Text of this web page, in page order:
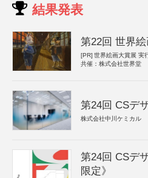
結果発表
第22回 世界
[PR] 世界絵画大賞展 実
共催：株式会社世界堂
第24回 CSデ
株式会社中川ケミカル
第24回 CSデ
限定》